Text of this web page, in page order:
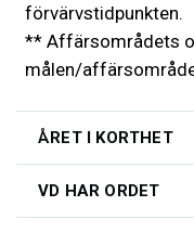
förvärvstidpunkten.
** Affärsområdets
målen/
ÅRET I KORTHET
VD HAR ORDET